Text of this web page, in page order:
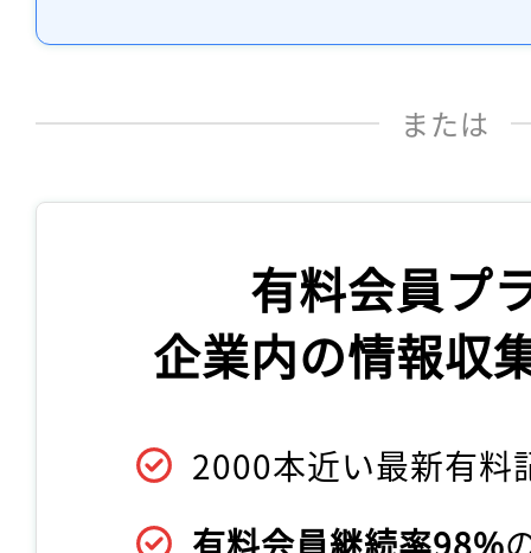
または
有料会員プ
企業内の情報収
2000本近い最新有料